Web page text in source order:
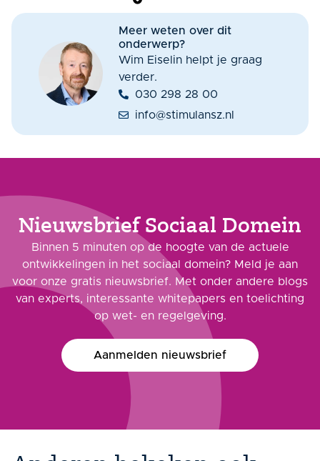
Meer weten over dit
onderwerp?
Wim Eiselin helpt je graag
verder.
030 298 28 00
info@stimulansz.nl
Nieuwsbrief Sociaal Domein
Binnen 5 minuten op de hoogte van de actuele
ontwikkelingen in het sociaal domein? Meld je aan
voor onze gratis nieuwsbrief. Met onder andere blogs
van experts, interessante whitepapers en toelichting
op wet- en regelgeving.
Aanmelden nieuwsbrief